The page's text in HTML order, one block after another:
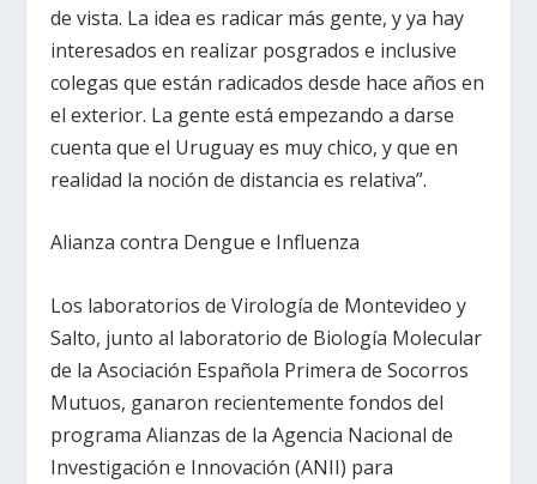
de vista. La idea es radicar más gente, y ya hay
interesados en realizar posgrados e inclusive
colegas que están radicados desde hace años en
el exterior. La gente está empezando a darse
cuenta que el Uruguay es muy chico, y que en
realidad la noción de distancia es relativa”.
Alianza contra Dengue e Influenza
Los laboratorios de Virología de Montevideo y
Salto, junto al laboratorio de Biología Molecular
de la Asociación Española Primera de Socorros
Mutuos, ganaron recientemente fondos del
programa Alianzas de la Agencia Nacional de
Investigación e Innovación (ANII) para